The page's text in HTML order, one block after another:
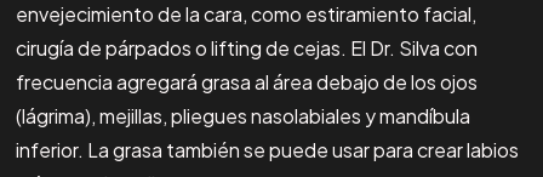
envejecimiento de la cara, como estiramiento facial,
cirugía de párpados o lifting de cejas. El Dr. Silva con
frecuencia agregará grasa al área debajo de los ojos
(lágrima), mejillas, pliegues nasolabiales y mandíbula
inferior. La grasa también se puede usar para crear labios